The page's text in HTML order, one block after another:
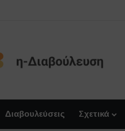
Διαβουλεύσεις Σχετικά